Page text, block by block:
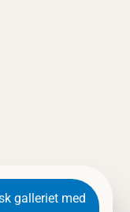
galleriet med